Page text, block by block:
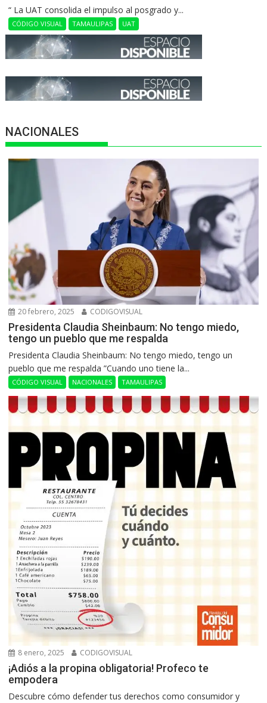
“ La UAT consolida el impulso al posgrado y...
CÓDIGO VISUAL TAMAULIPAS UAT
NACIONALES
20 febrero, 2025 CODIGOVISUAL
Presidenta Claudia Sheinbaum: No tengo miedo,
tengo un pueblo que me respalda
Presidenta Claudia Sheinbaum: No tengo miedo, tengo un
pueblo que me respalda ”Cuando uno tiene la...
CÓDIGO VISUAL NACIONALES TAMAULIPAS
8 enero, 2025 CODIGOVISUAL
¡Adiós a la propina obligatoria! Profeco te
empodera
Descubre cómo defender tus derechos como consumidor y